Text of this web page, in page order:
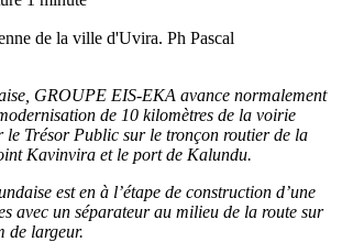
GROUPE EIS-EKA avance normalement
de 10 kilomètres de la voirie
le Trésor Public sur le tronçon routier de la
Kavinvira et le port de Kalundu.
est en à l’étape de construction d’une
avec un séparateur au milieu de la route sur
de largeur.